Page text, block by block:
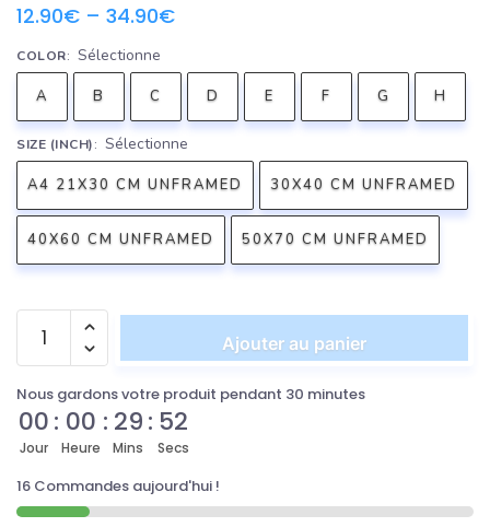
12.90€ – 34.90€
COLOR: Sélectionne
A B C D E F G H
SIZE (INCH): Sélectionne
A4 21X30 CM UNFRAMED 30X40 CM UNFRAMED
40X60 CM UNFRAMED 50X70 CM UNFRAMED
Ajouter au panier
Nous gardons votre produit pendant 30 minutes
00
Jour
: 00
Heure
: 29
Mins
: 52
Secs
16 Commandes aujourd'hui !